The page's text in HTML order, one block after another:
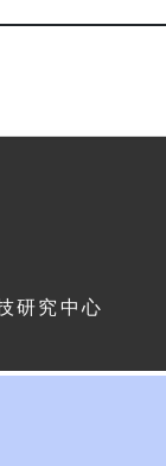
研究中心